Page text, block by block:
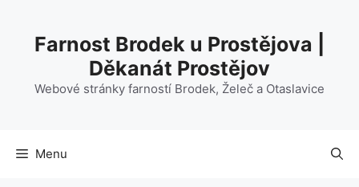
obsahFarnost Brodek u Prostějova |
Děkanát Prostějov
Webové stránky farností Brodek, Želeč a Otaslavice
Menu